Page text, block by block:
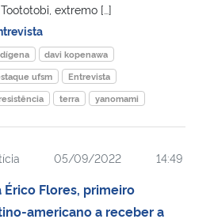
extremo […]
davi kopenawa
ufsm
Entrevista
terra yanomami
05/09/2022 14:49
Flores, primeiro
americano a receber a